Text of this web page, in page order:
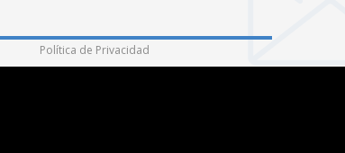
Política de Privacidad